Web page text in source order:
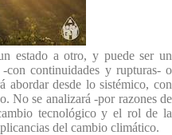
estado a otro, y puede ser un
con continuidades y rupturas- o
abordar desde lo sistémico, con
No se analizará -por razones de
tecnológico y el rol de la
del cambio climático.